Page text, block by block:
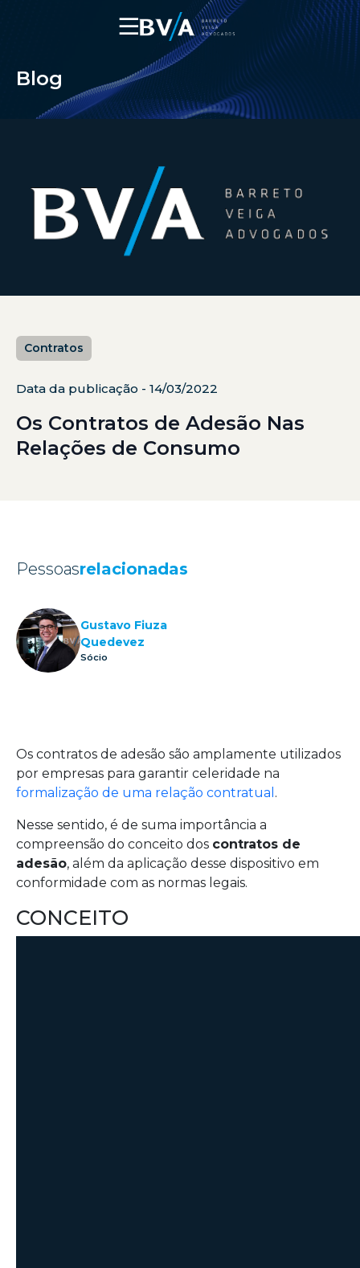
☰
Blog
Contratos
Data da publicação - 14/03/2022
Os Contratos de Adesão Nas
Relações de Consumo
Pessoasrelacionadas
Gustavo Fiuza
Quedevez
Sócio
Os contratos de adesão são amplamente utilizados
por empresas para garantir celeridade na
formalização de uma relação contratual .
Nesse sentido, é de suma importância a
compreensão do conceito dos contratos de
adesão, além da aplicação desse dispositivo em
conformidade com as normas legais.
CONCEITO